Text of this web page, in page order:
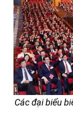
Các đại biểu